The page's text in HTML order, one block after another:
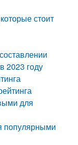
стоит
2023 году
для
популярными